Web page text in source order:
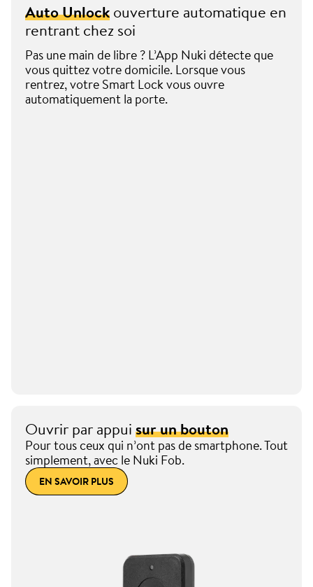
Auto Unlockouverture automatique en
rentrant chez soi
Pas une main de libre ? L’App Nuki détecte que
vous quittez votre domicile. Lorsque vous
rentrez, votre Smart Lock vous ouvre
automatiquement la porte.
Ouvrir par appuisur un bouton
Pour tous ceux qui n’ont pas de smartphone. Tout
simplement, avec le Nuki Fob.
EN SAVOIR PLUS